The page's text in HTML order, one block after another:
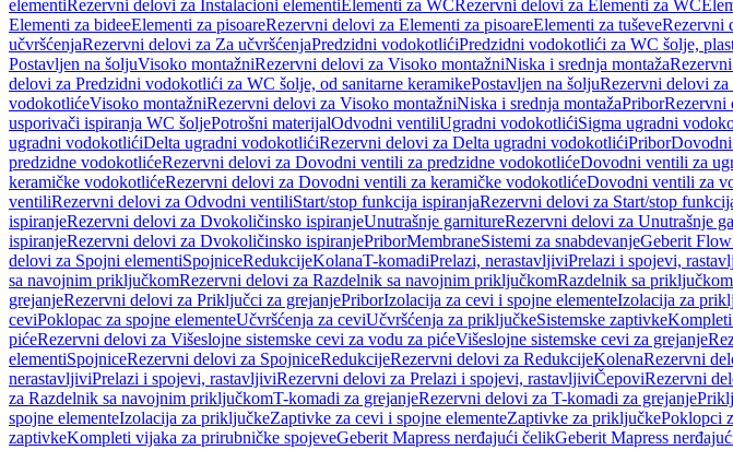
elementiRezervni delovi za Instalacioni elementiElementi za WCRezervni delovi za Elementi za WC
Elementi za bideeElementi za pisoareRezervni delovi za Elementi za pisoareElementi za tuševeRezervni
učvršćenjaRezervni delovi za Za učvršćenjaPredzidni vodokotlićiPredzidni vodokotlići za WC šolje,
Postavljen na šoljuVisoko montažniRezervni delovi za Visoko montažniNiska i srednja montaža
delovi za Predzidni vodokotlići za WC šolje, od sanitarne keramikePostavljen na šoljuRezervni delovi za
vodokotlićeVisoko montažniRezervni delovi za Visoko montažniNiska i srednja montažaPriborRezervni
usporivači ispiranja WC šoljePotrošni materijalOdvodni ventiliUgradni vodokotlićiSigma ugradni
ugradni vodokotlićiDelta ugradni vodokotlićiRezervni delovi za Delta ugradni vodokotlićiPribor
predzidne vodokotlićeRezervni delovi za Dovodni ventili za predzidne vodokotlićeDovodni ventili za
keramičke vodokotlićeRezervni delovi za Dovodni ventili za keramičke vodokotlićeDovodni ventili za
ventiliRezervni delovi za Odvodni ventiliStart/stop funkcija ispiranjaRezervni delovi za Start/stop
ispiranjeRezervni delovi za Dvokoličinsko ispiranjeUnutrašnje garnitureRezervni delovi za Unutrašnje
ispiranjeRezervni delovi za Dvokoličinsko ispiranjePriborMembraneSistemi za snabdevanjeGeberit
delovi za Spojni elementiSpojniceRedukcijeKolanaT-komadiPrelazi, nerastavljiviPrelazi i spojevi,
sa navojnim priključkomRezervni delovi za Razdelnik sa navojnim priključkomRazdelnik sa
grejanjeRezervni delovi za Priključci za grejanjePriborIzolacija za cevi i spojne elementeIzolacija za
ceviPoklopac za spojne elementeUčvršćenja za ceviUčvršćenja za priključkeSistemske zaptivke
pićeRezervni delovi za Višeslojne sistemske cevi za vodu za pićeVišeslojne sistemske cevi za grejanje
elementiSpojniceRezervni delovi za SpojniceRedukcijeRezervni delovi za RedukcijeKolenaRezervni
nerastavljiviPrelazi i spojevi, rastavljiviRezervni delovi za Prelazi i spojevi, rastavljiviČepoviRezervni
za Razdelnik sa navojnim priključkomT-komadi za grejanjeRezervni delovi za T-komadi za grejanje
spojne elementeIzolacija za priključkeZaptivke za cevi i spojne elementeZaptivke za priključkePoklopci
zaptivkeKompleti vijaka za prirubničke spojeveGeberit Mapress nerđajući čelikGeberit Mapress